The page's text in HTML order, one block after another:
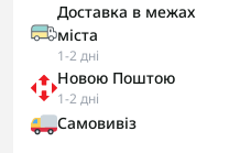
Доставка в межах
міста
1-2 дні
Новою Поштою
1-2 дні
Самовивіз